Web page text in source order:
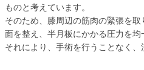
ものと考えています。
そのため、膝周辺の筋肉の緊張を
面を整え、半月板にかかる圧力を均
それにより、手術を行うことなく